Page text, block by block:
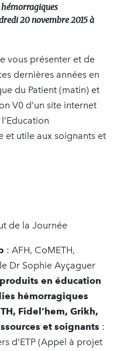
hémorragiques
20 novembre 2015 à
vous présenter et de
dernières années en
du Patient (matin) et
V0 d’un site internet
et utile aux soignants et
de la Journée
: AFH, CoMETH,
Dr Sophie Ayçaguer
en éducation
hémorragiques
Fidel’hem, Grikh,
et soignants :
d’ETP (Appel à projet